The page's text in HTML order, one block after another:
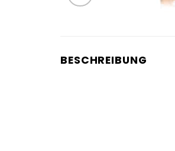
BESCHREIBUNG